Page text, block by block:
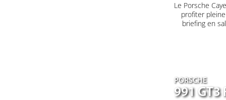
Le Porsche
profiter
briefing en
PORSCHE
991 GT3